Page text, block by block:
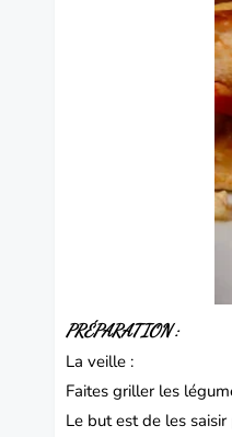
PRÉPARATION :
La veille :
Faites griller les
Le but est de les